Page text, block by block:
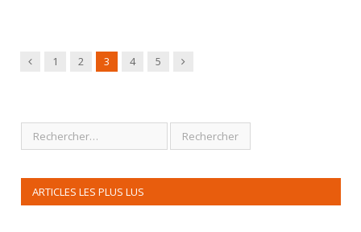
Previous
1 2 3 4 5 Next
ARTICLES LES PLUS LUS